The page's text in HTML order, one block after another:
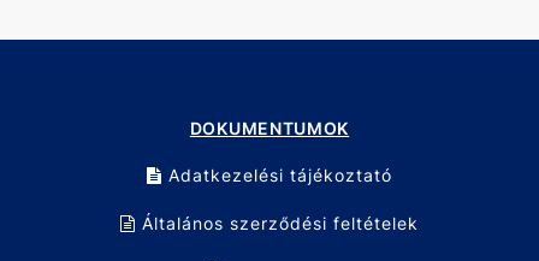
DOKUMENTUMOK
Adatkezelési tájékoztató
Általános szerződési feltételek